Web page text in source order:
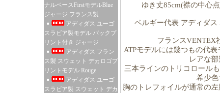
ナルベースFirstモデルBlue
ジャージ フランス製
アディダス ユーゴ
スラビア製モデル バックプ
リント付き ジャージ
アディダス フラン
ス製 スウェット デカロゴプ
リントモデル Rouge
アディダス ユーゴ
スラビア製 スウェット デカ
ゆき丈85cm(襟の中心
ベルギー代表 アディダ
フランスVENTEX
ATPモデルには幾つもの代
レアな
三本ラインのトリコロール
希少
胸のトレフォイルが通常の